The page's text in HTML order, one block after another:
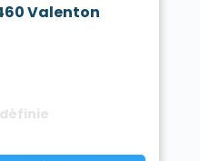
Valenton